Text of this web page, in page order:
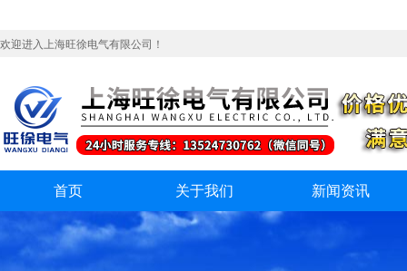
欢迎进入上海旺徐电气有限公司！
首页 关于我们 新闻资讯